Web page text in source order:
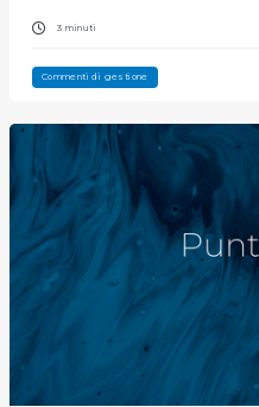
3 minuti
Commenti di gestione